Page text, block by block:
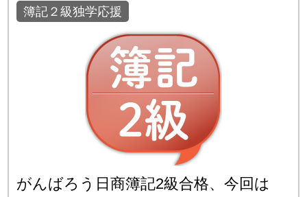
簿記２級独学応援
がんばろう日商簿記2級合格、今回は